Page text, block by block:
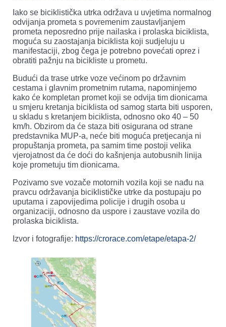
Iako se biciklistička utrka održava u uvjetima normalnog
odvijanja prometa s povremenim zaustavljanjem
prometa neposredno prije nailaska i prolaska biciklista,
moguća su zaostajanja biciklista koji sudjeluju u
manifestaciji, zbog čega je potrebno povećati oprez i
obratiti pažnju na bicikliste u prometu.
Budući da trase utrke voze većinom po državnim
cestama i glavnim prometnim rutama, napominjemo
kako će kompletan promet koji se odvija tim dionicama
u smjeru kretanja biciklista od samog starta biti usporen,
u skladu s kretanjem biciklista, odnosno oko 40 – 50
km/h. Obzirom da će staza biti osigurana od strane
predstavnika MUP-a, neće biti moguća pretjecanja ni
propuštanja prometa, pa samim time postoji velika
vjerojatnost da će doći do kašnjenja autobusnih linija
koje prometuju tim dionicama.
Pozivamo sve vozače motornih vozila koji se nađu na
pravcu održavanja biciklističke utrke da postupaju po
uputama i zapovijedima policije i drugih osoba u
organizaciji, odnosno da uspore i zaustave vozila do
prolaska biciklista.
Izvor i fotografije: https://crorace.com/etape/etapa-2/